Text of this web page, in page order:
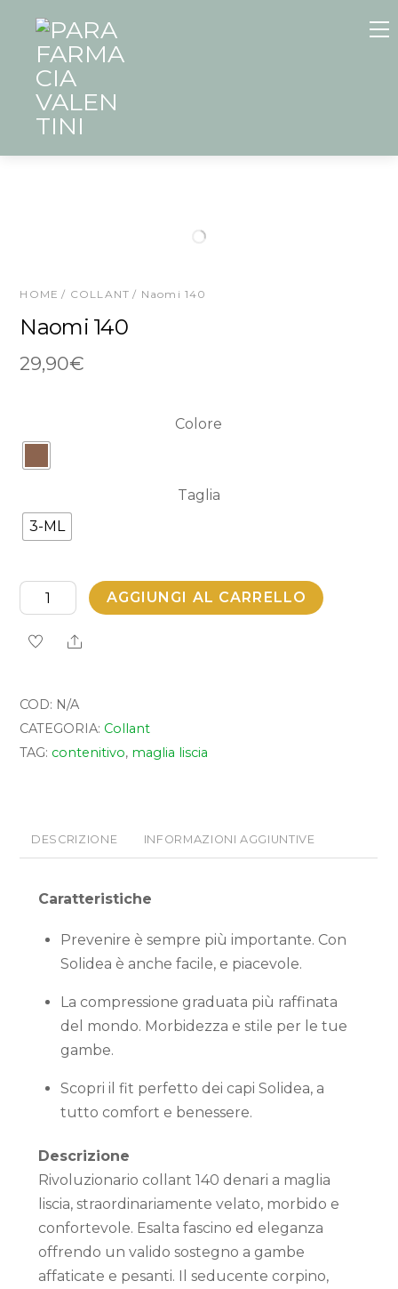
content
HOME / COLLANT / Naomi 140
Naomi 140
29,90€
Colore
Taglia
3-ML
Naomi
140
quantità
AGGIUNGI AL CARRELLO
Share
COD: N/A
CATEGORIA: Collant
TAG: contenitivo, maglia liscia
DESCRIZIONE INFORMAZIONI AGGIUNTIVE
Caratteristiche
Prevenire è sempre più importante. Con
Solidea è anche facile, e piacevole.
La compressione graduata più raffinata
del mondo. Morbidezza e stile per le tue
gambe.
Scopri il fit perfetto dei capi Solidea, a
tutto comfort e benessere.
Descrizione
Rivoluzionario collant 140 denari a maglia
liscia, straordinariamente velato, morbido e
confortevole. Esalta fascino ed eleganza
offrendo un valido sostegno a gambe
affaticate e pesanti. Il seducente corpino,